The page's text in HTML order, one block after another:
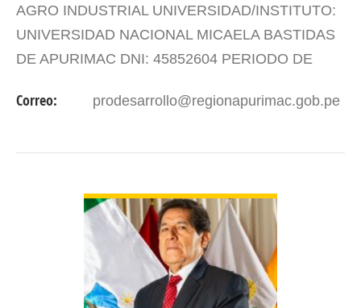
AGRO INDUSTRIAL UNIVERSIDAD/INSTITUTO:
UNIVERSIDAD NACIONAL MICAELA BASTIDAS
DE APURIMAC DNI: 45852604 PERIODO DE
Correo: prodesarrollo@regionapurimac.gob.pe